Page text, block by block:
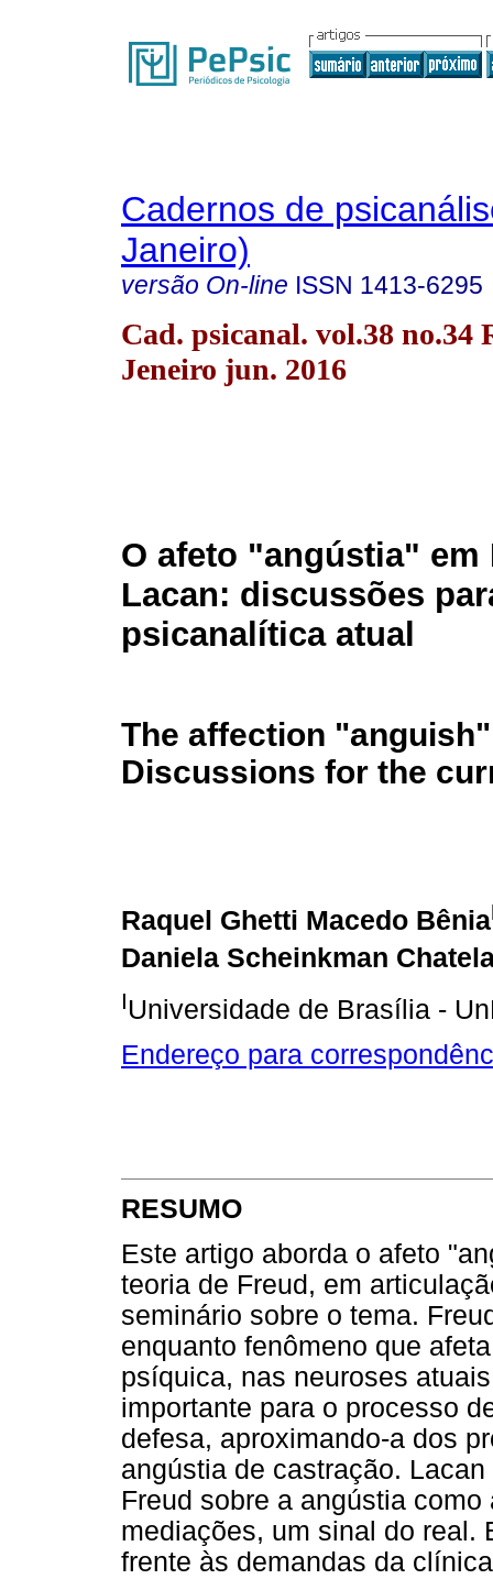
Cadernos de
Janeiro)
versão On-line ISSN 1413-6295
Cad. psicanal. vol.38 no.34
Jeneiro jun. 2016
O afeto "angústia" em
Lacan: discussões
psicanalítica atual
The affection
Discussions for the
Raquel Ghetti Macedo Bênia
Daniela Scheinkman
IUniversidade de Brasília -
Endereço para
RESUMO
Este artigo aborda o afeto
teoria de Freud, em
seminário sobre o tema.
enquanto fenômeno que
psíquica, nas neuroses
importante para o processo
defesa, aproximando-a dos
angústia de castração.
Freud sobre a angústia
mediações, um sinal do real.
frente às demandas da